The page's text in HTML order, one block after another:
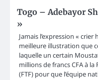
Togo – Adebayor
»
Jamais l’expression «
meilleure illustration que
laquelle un certain
millions de francs CFA à
(FTF) pour que l’équipe